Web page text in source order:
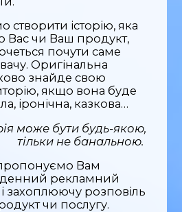
історію, яка
Вас чи Ваш продукт,
почути саме
Оригінальна
знайде свою
якщо вона буде
іронічна, казкова…
може бути будь-якою,
тільки не банальною.
Вам
рекламний
захоплюючу розповіль
чи послугу.